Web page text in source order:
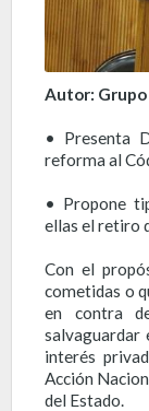
Autor: Grupo
• Presenta
reforma al
• Propone
ellas el retiro
Con el
cometidas o
en contra
salvaguardar
interés
Acción
del Estado.